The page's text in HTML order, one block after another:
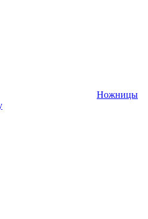
Ножницы